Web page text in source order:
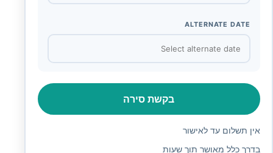
ALTERNATE DATE
בקשת סירה
אין תשלום עד לאישור
בדרך כלל מאושר תוך שעות